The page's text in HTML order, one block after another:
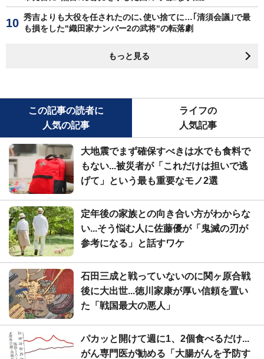
秀吉よりも大役を任されたのに､使い捨てに…｢清須会議｣で最
も損をした"織田家ナンバー2の武将"の転落劇
もっと見る
この記事の読者に
人気の記事
ライフの
人気記事
大地震でまず確保すべきは水でも食料で
もない...被災者が「これだけは担いで逃
げて」という最も重要なモノ2選
定年後の家族との向き合い方がわからな
い...そう悩む人に佐藤優が「鬼滅の刃が
参考になる」と話すワケ
石田三成と戦っていないのに関ヶ原合戦
後に大出世...徳川家康が厚い信頼を置い
た「戦国最大の悪人」
パカッと開けて週に1、2個食べるだけ...
がん専門医が勧める「大腸がんを予防す